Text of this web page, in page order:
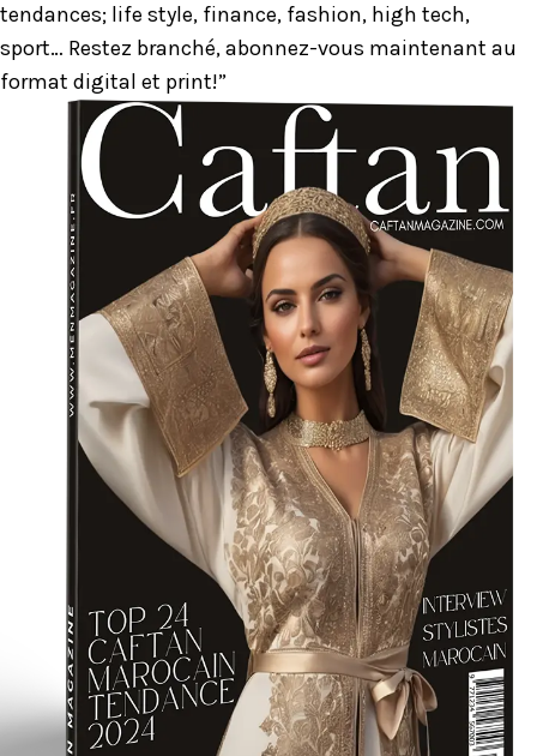
tendances; life style, finance, fashion, high tech,
sport… Restez branché, abonnez-vous maintenant au
format digital et print!”